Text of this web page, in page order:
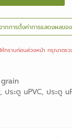
กการตั้งค่าการแสดงผลขอ
ห้ทราบก่อนล่วงหน้า กรุณาตร
, ประตู uPVC, ประตู